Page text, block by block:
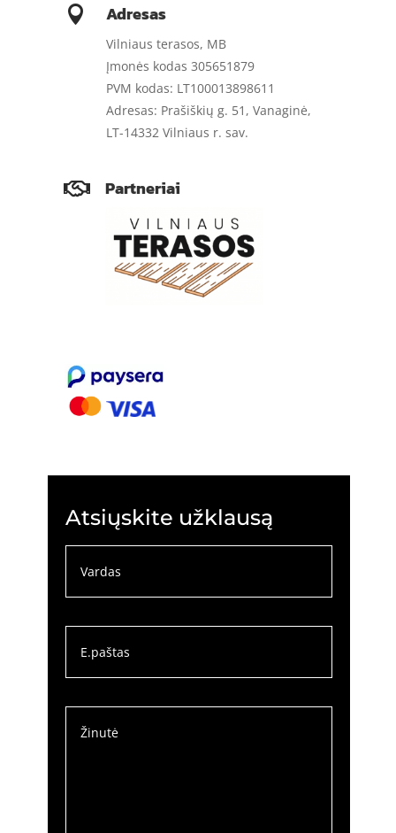
 Adresas
Vilniaus terasos, MB
Įmonės kodas 305651879
PVM kodas: LT100013898611
Adresas: Prašiškių g. 51, Vanaginė,
LT-14332 Vilniaus r. sav.
 Partneriai
Atsiųskite užklausą